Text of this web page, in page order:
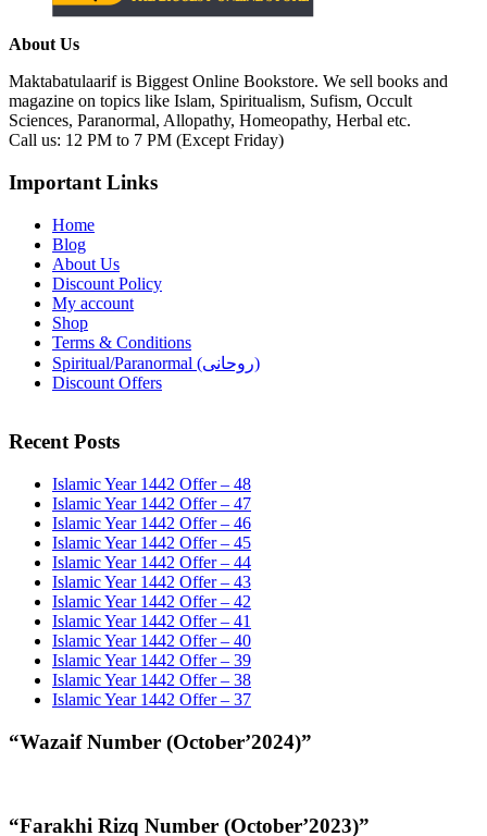
About Us
Maktabatulaarif is Biggest Online Bookstore. We sell books and
magazine on topics like Islam, Spiritualism, Sufism, Occult
Sciences, Paranormal, Allopathy, Homeopathy, Herbal etc.
Call us: 12 PM to 7 PM (Except Friday)
Important Links
Home
Blog
About Us
Discount Policy
My account
Shop
Terms & Conditions
Spiritual/Paranormal (روحانی)
Discount Offers
Recent Posts
Islamic Year 1442 Offer – 48
Islamic Year 1442 Offer – 47
Islamic Year 1442 Offer – 46
Islamic Year 1442 Offer – 45
Islamic Year 1442 Offer – 44
Islamic Year 1442 Offer – 43
Islamic Year 1442 Offer – 42
Islamic Year 1442 Offer – 41
Islamic Year 1442 Offer – 40
Islamic Year 1442 Offer – 39
Islamic Year 1442 Offer – 38
Islamic Year 1442 Offer – 37
“Wazaif Number (October’2024)”
“Farakhi Rizq Number (October’2023)”